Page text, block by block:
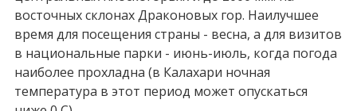
восточных склонах Драконовых гор. Наилучшее
время для посещения страны - весна, а для визитов
в национальные парки - июнь-июль, когда погода
наиболее прохладна (в Калахари ночная
температура в этот период может опускаться